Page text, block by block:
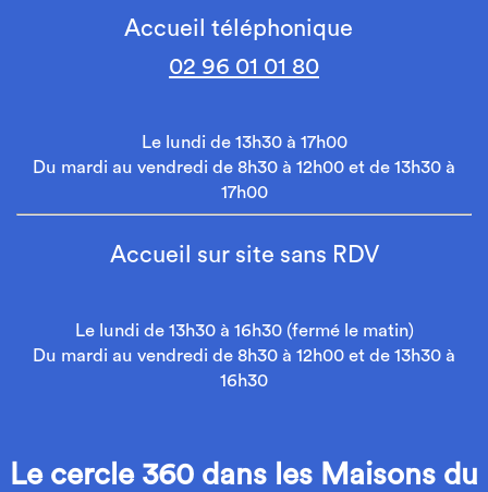
Accueil téléphonique
02 96 01 01 80
Le lundi de 13h30 à 17h00
Du mardi au vendredi de 8h30 à 12h00 et de 13h30 à
17h00
Accueil sur site sans RDV
Le lundi de 13h30 à 16h30 (fermé le matin)
Du mardi au vendredi de 8h30 à 12h00 et de 13h30 à
16h30
Le cercle 360 dans les Maisons du